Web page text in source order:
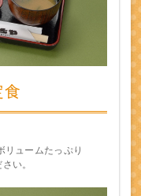
食
リュームたっぷり
い。